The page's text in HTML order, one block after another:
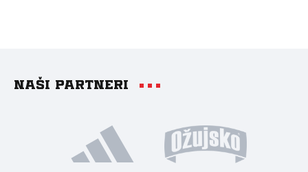
Naši partneri